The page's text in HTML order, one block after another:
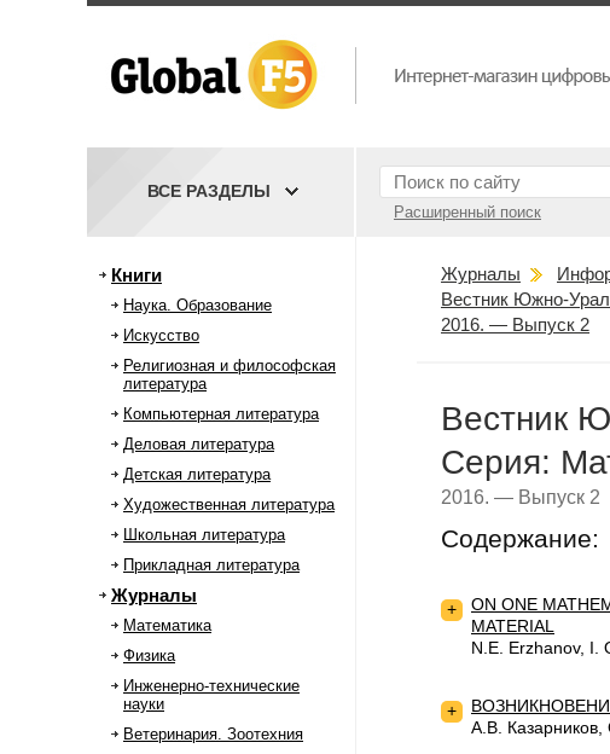
Расширенный поиск
ВСЕ РАЗДЕЛЫ
Книги
Наука. Образование
Искусство
Религиозная и философская
литература
Компьютерная литература
Деловая литература
Детская литература
Художественная литература
Школьная литература
Прикладная литература
Журналы
Математика
Физика
Инженерно-технические
науки
Ветеринария. Зоотехния
Журналы
Вестник Южно-
2016. — Выпуск 2
Вестник
Серия:
2016. — Выпуск 2
Содержание:
+
ON ONE
MATERIAL
N.E. Erzhanov, I.
+
А.В.